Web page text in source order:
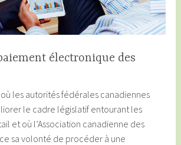
électronique des
les autorités fédérales canadiennes
le cadre législatif entourant les
et où l’Association canadienne des
sa volonté de procéder à une